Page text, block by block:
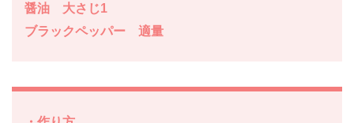
醤油 大さじ1
ブラックペッパー 適量